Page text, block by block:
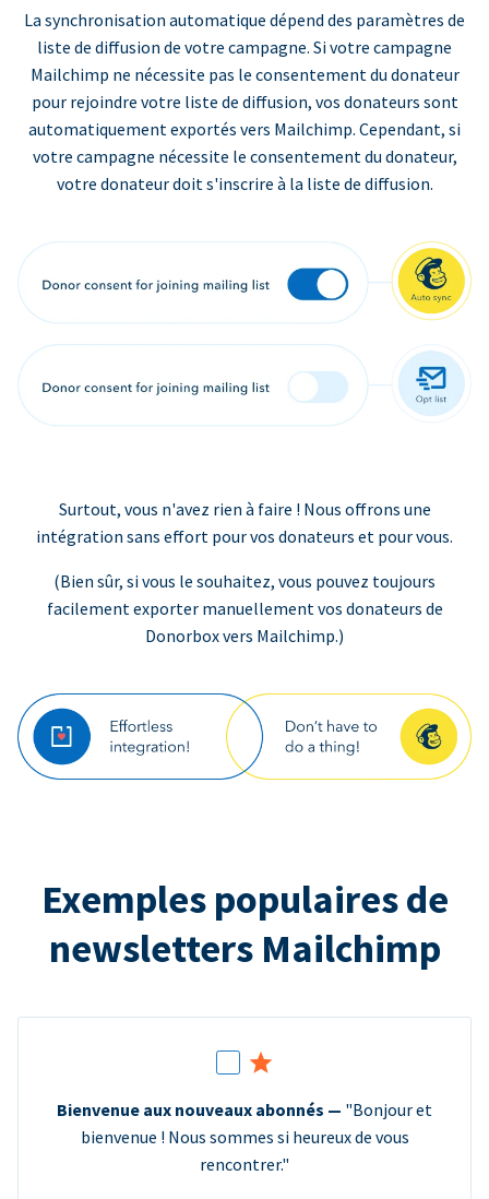
La synchronisation automatique dépend des paramètres de
liste de diffusion de votre campagne. Si votre campagne
Mailchimp ne nécessite pas le consentement du donateur
pour rejoindre votre liste de diffusion, vos donateurs sont
automatiquement exportés vers Mailchimp. Cependant, si
votre campagne nécessite le consentement du donateur,
votre donateur doit s'inscrire à la liste de diffusion.
Surtout, vous n'avez rien à faire ! Nous offrons une
intégration sans effort pour vos donateurs et pour vous.
(Bien sûr, si vous le souhaitez, vous pouvez toujours
facilement exporter manuellement vos donateurs de
Donorbox vers Mailchimp.)
Exemples populaires de
newsletters Mailchimp
Bienvenue aux nouveaux abonnés — "Bonjour et
bienvenue ! Nous sommes si heureux de vous
rencontrer."